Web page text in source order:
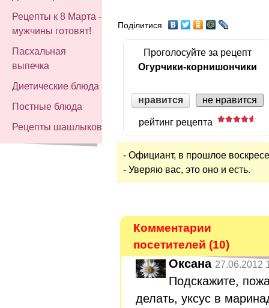
Рецепты к 8 Марта -
мужчины готовят!
Пасхальная
выпечка
Диетические блюда
Постные блюда
Рецепты шашлыков
Поділитися
Проголосуйте за рецепт
Огурчики-корнишончики
нравится не нравится
рейтинг рецепта
- Официант, в прошлое
- Уверяю вас, это оно и есть.
Комментарии
посетителей (10)
Оксана 27.06.2012
Подскажите,
делать, уксус в